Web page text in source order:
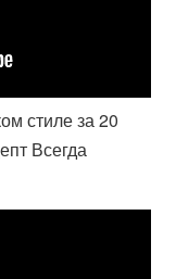
стиле за 20
Всегда